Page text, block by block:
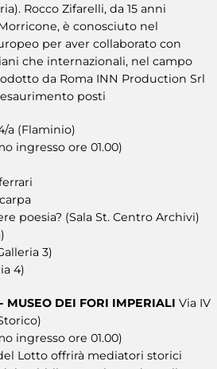
Rocco Zifarelli, da 15 anni
è conosciuto nel
per aver collaborato con
che internazionali, nel campo
da Roma INN Production Srl
posti
a (Flaminio)
ingresso ore 01.00)
poesia? (Sala St. Centro Archivi)
3)
4)
MUSEO DEI FORI IMPERIALI Via IV
ingresso ore 01.00)
Lotto offrirà mediatori storici